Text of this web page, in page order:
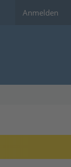
Anmelden